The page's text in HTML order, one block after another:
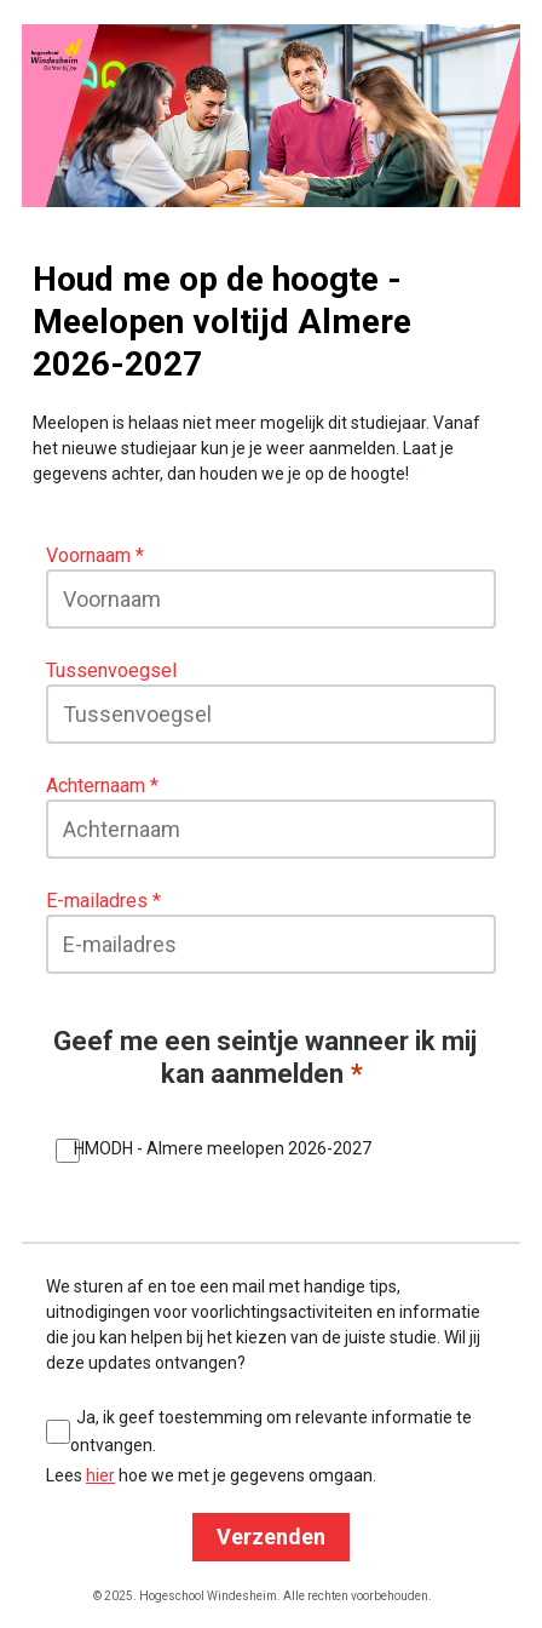
Houd me op de hoogte -
Meelopen voltijd Almere
2026-2027
Meelopen is helaas niet meer mogelijk dit studiejaar. Vanaf
het nieuwe studiejaar kun je je weer aanmelden. Laat je
gegevens achter, dan houden we je op de hoogte!
Voornaam
Tussenvoegsel
Achternaam
E-mailadres
Geef me een seintje wanneer ik mij
kan aanmelden
HMODH - Almere meelopen 2026-2027
We sturen af en toe een mail met handige tips,
uitnodigingen voor voorlichtingsactiviteiten en informatie
die jou kan helpen bij het kiezen van de juiste studie. Wil jij
deze updates ontvangen?
Ja, ik geef toestemming om relevante informatie te
ontvangen.
Lees hier hoe we met je gegevens omgaan.
Verzenden
© 2025. Hogeschool Windesheim. Alle rechten voorbehouden.